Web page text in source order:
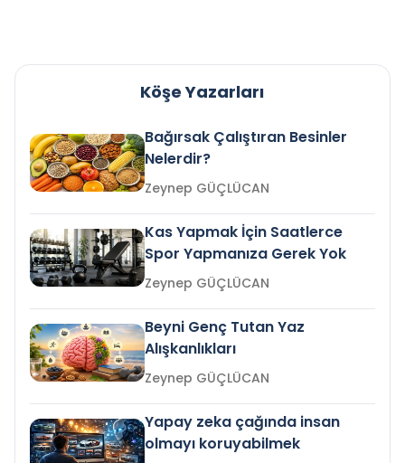
Köşe Yazarları
Bağırsak Çalıştıran Besinler
Nelerdir?
Zeynep GÜÇLÜCAN
Kas Yapmak İçin Saatlerce
Spor Yapmanıza Gerek Yok
Zeynep GÜÇLÜCAN
Beyni Genç Tutan Yaz
Alışkanlıkları
Zeynep GÜÇLÜCAN
Yapay zeka çağında insan
olmayı koruyabilmek